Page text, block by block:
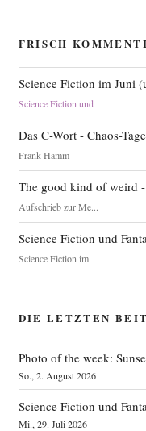
FRISCH
Science Fiction im Juni
Science Fiction und
Das C-Wort - Chaos-
Frank Hamm
The good kind of weird
Aufschrieb zur Me...
Science Fiction und
Science Fiction im
DIE LETZTEN
Photo of the week:
So., 2. August 2026
Science Fiction und
Mi., 29. Juli 2026